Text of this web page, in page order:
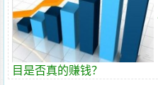
目是否真的赚钱？